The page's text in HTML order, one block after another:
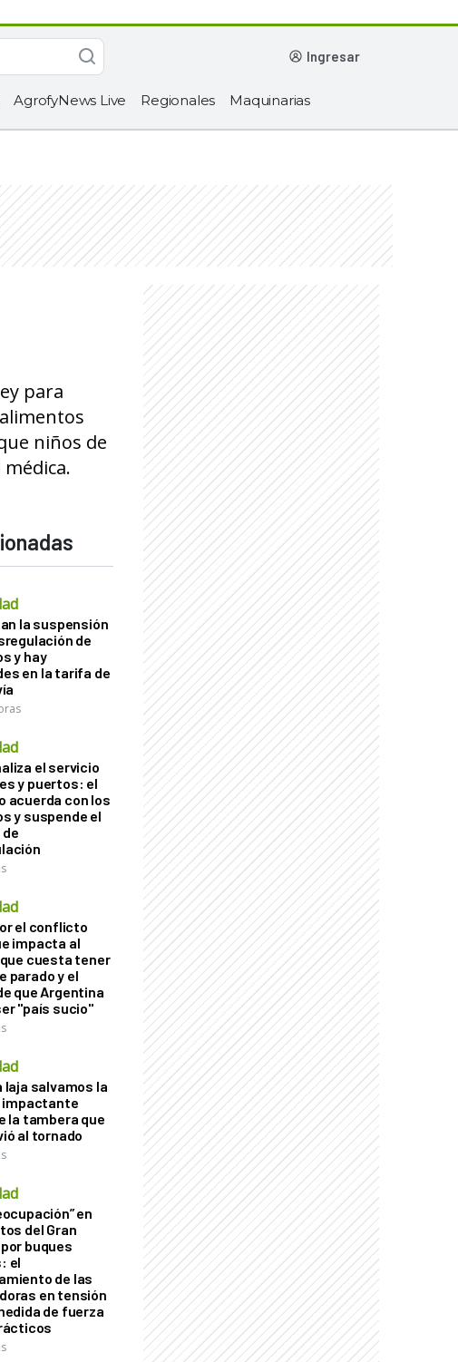
ingresar
AgrofyNews Live Regionales Maquinarias
para
niños de
la suspensión
de
y hay
en la tarifa de
el servicio
y puertos: el
acuerda con los
y suspende el
el conflicto
impacta al
cuesta tener
parado y el
que Argentina
"país sucio"
laja salvamos la
impactante
la tambera que
al tornado
en
del Gran
buques
el
de las
en tensión
de fuerza